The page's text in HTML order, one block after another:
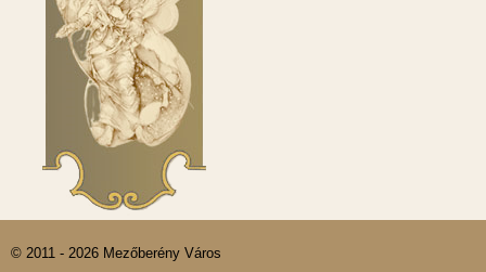
© 2011 - 2026 Mezőberény Város